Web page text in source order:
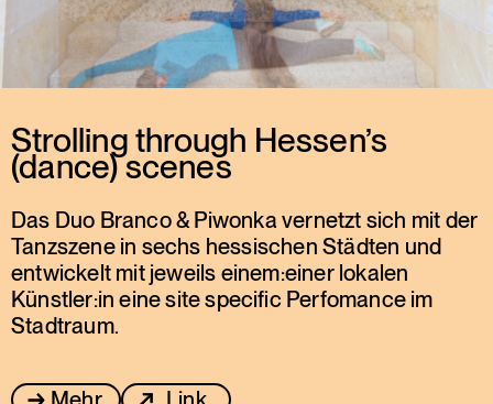
Strolling through Hessen’s
(dance) scenes
Das Duo Branco & Piwonka vernetzt sich mit der
Tanzszene in sechs hessischen Städten und
entwickelt mit jeweils einem:einer lokalen
Künstler:in eine site specific Perfomance im
Stadtraum.